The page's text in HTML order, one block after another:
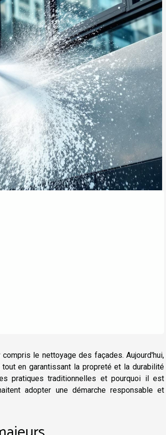
le nettoyage des façades. Aujourd'hui,
en garantissant la propreté et la durabilité
pratiques traditionnelles et pourquoi il est
adopter une démarche responsable et